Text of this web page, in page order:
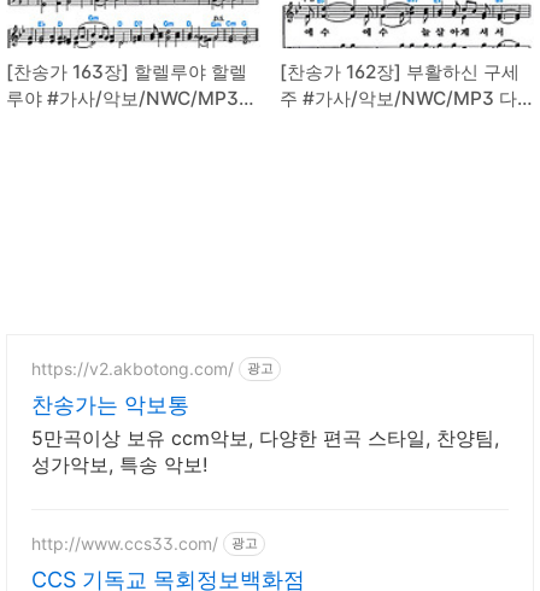
[찬송가 163장] 할렐루야 할렐
루야 #가사/악보/NWC/MP3
[찬송가 162장] 부활하신 구세
주 #가사/악보/NWC/MP3 다
https://v2.akbotong.com/ 광고
찬송가는 악보통
5만곡이상 보유 ccm악보, 다양한 편곡 스타일, 찬양팀,
성가악보, 특송 악보!
http://www.ccs33.com/ 광고
CCS 기독교 목회정보백화점